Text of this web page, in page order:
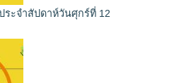
ะจำสัปดาห์วันศุกร์ที่ 12